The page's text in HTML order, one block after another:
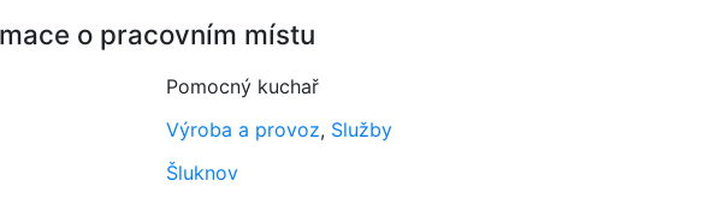
o pracovním místu
Pomocný kuchař
Výroba a provoz, Služby
Šluknov